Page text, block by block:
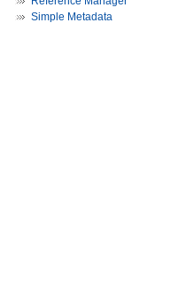
Simple Metadata